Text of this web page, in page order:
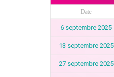
Date
6 septembre 2025
13 septembre 2025
27 septembre 2025